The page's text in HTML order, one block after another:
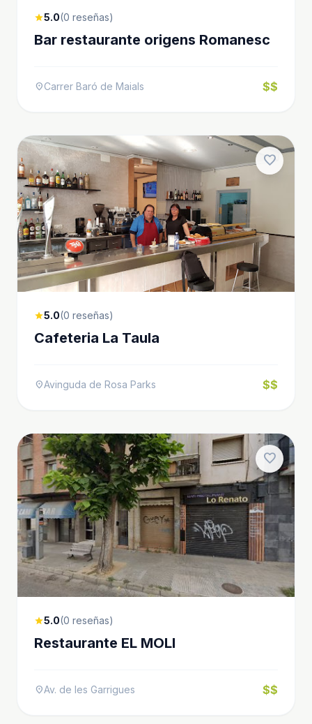
star5.0(0 reseñas)
Bar restaurante origens Romanesc
location_onCarrer Baró de Maials $$
favorite
star5.0(0 reseñas)
Cafeteria La Taula
location_onAvinguda de Rosa Parks $$
favorite
star5.0(0 reseñas)
Restaurante EL MOLI
location_onAv. de les Garrigues $$